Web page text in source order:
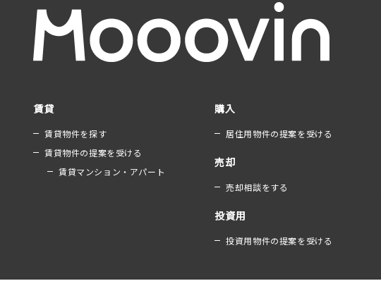
賃貸
賃貸物件を探す
賃貸物件の提案を受ける
賃貸マンション・アパート
購入
居住用物件の提案を受ける
売却
売却相談をする
投資用
投資用物件の提案を受ける